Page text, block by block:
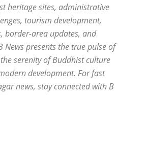
heritage sites, administrative
tourism development,
border-area updates, and
News presents the true pulse of
serenity of Buddhist culture
development. For fast
news, stay connected with B